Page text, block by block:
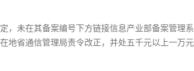
，未在其备案编号下方链接信息产业部备案管理
地省通信管理局责令改正，并处五千元以上一万元